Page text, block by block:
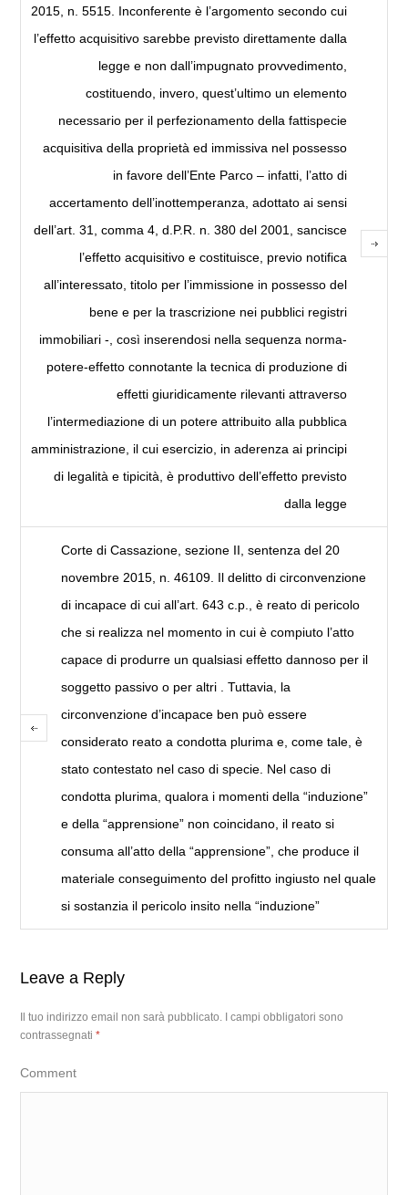
2015, n. 5515. Inconferente è l’argomento secondo cui
l’effetto acquisitivo sarebbe previsto direttamente dalla
legge e non dall’impugnato provvedimento,
costituendo, invero, quest’ultimo un elemento
necessario per il perfezionamento della fattispecie
acquisitiva della proprietà ed immissiva nel possesso
in favore dell’Ente Parco – infatti, l’atto di
accertamento dell’inottemperanza, adottato ai sensi
dell’art. 31, comma 4, d.P.R. n. 380 del 2001, sancisce
l’effetto acquisitivo e costituisce, previo notifica
all’interessato, titolo per l’immissione in possesso del
bene e per la trascrizione nei pubblici registri
immobiliari -, così inserendosi nella sequenza norma-
potere-effetto connotante la tecnica di produzione di
effetti giuridicamente rilevanti attraverso
l’intermediazione di un potere attribuito alla pubblica
amministrazione, il cui esercizio, in aderenza ai principi
di legalità e tipicità, è produttivo dell’effetto previsto
dalla legge
Corte di Cassazione, sezione II, sentenza del 20
novembre 2015, n. 46109. Il delitto di circonvenzione
di incapace di cui all’art. 643 c.p., è reato di pericolo
che si realizza nel momento in cui è compiuto l’atto
capace di produrre un qualsiasi effetto dannoso per il
soggetto passivo o per altri . Tuttavia, la
circonvenzione d’incapace ben può essere
considerato reato a condotta plurima e, come tale, è
stato contestato nel caso di specie. Nel caso di
condotta plurima, qualora i momenti della “induzione”
e della “apprensione” non coincidano, il reato si
consuma all’atto della “apprensione”, che produce il
materiale conseguimento del profitto ingiusto nel quale
si sostanzia il pericolo insito nella “induzione”
Leave a Reply
Il tuo indirizzo email non sarà pubblicato.
I campi obbligatori sono
contrassegnati*
Comment